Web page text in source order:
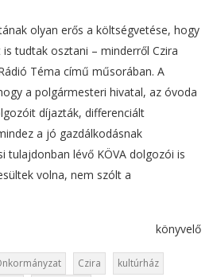
olyan erős a költségvetése, hogy
tudtak osztani – minderről Czira
Téma című műsorában. A
a polgármesteri hivatal, az óvoda
díjazták, differenciált
a jó gazdálkodásnak
tulajdonban lévő KÖVA dolgozói is
volna, nem szólt a
könyvelő
Czira
kultúrház